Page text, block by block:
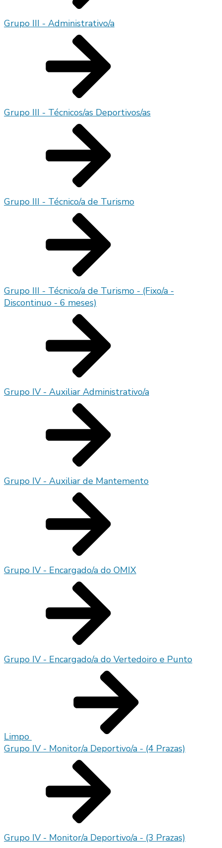
Grupo III - Administrativo/a
Grupo III - Técnicos/as Deportivos/as
Grupo III - Técnico/a de Turismo
Grupo III - Técnico/a de Turismo - (Fixo/a -
Discontinuo - 6 meses)
Grupo IV - Auxiliar Administrativo/a
Grupo IV - Auxiliar de Mantemento
Grupo IV - Encargado/a do OMIX
Grupo IV - Encargado/a do Vertedoiro e Punto
Limpo
Grupo IV - Monitor/a Deportivo/a - (4 Prazas)
Grupo IV - Monitor/a Deportivo/a - (3 Prazas)